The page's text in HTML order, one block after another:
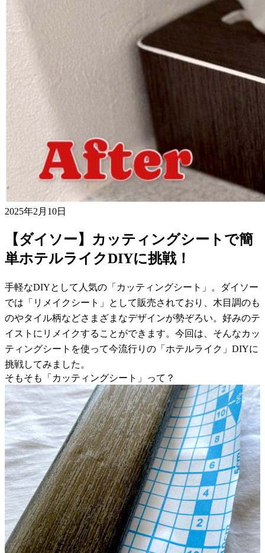
2025年2月10日
【ダイソー】カッティングシートで簡
単ホテルライクDIYに挑戦！
手軽なDIYとして人気の「カッティングシート」。ダイソー
では「リメイクシート」として販売されており、木目調のも
のやタイル柄などさまざまなデザインが勢ぞろい。好みのテ
イストにリメイクすることができます。今回は、そんなカッ
ティングシートを使って今流行りの「ホテルライク」DIYに
挑戦してみました。
そもそも「カッティングシート」って？